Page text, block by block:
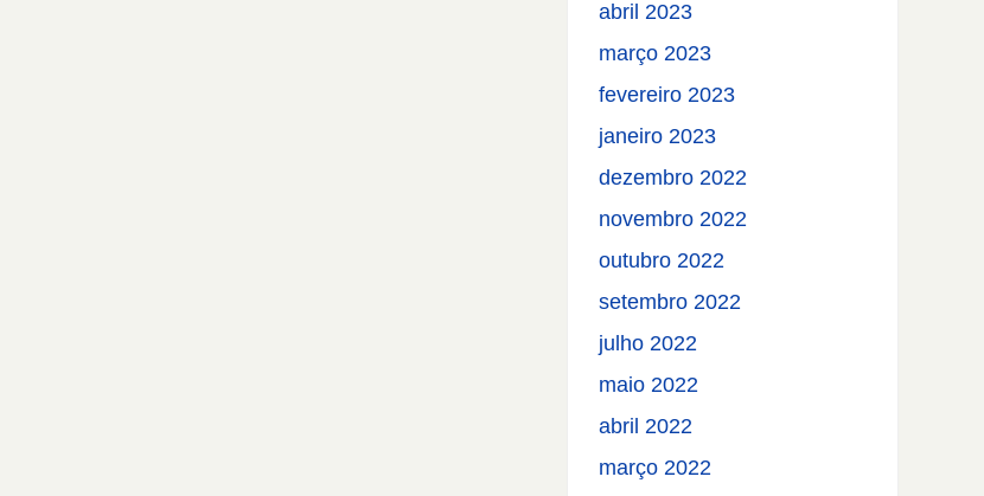
abril 2023
março 2023
fevereiro 2023
janeiro 2023
dezembro 2022
novembro 2022
outubro 2022
setembro 2022
julho 2022
maio 2022
abril 2022
março 2022